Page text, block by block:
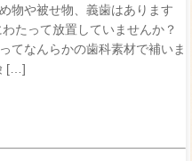
物や被せ物、義歯はあります
たって放置していませんか？
てなんらかの歯科素材で補いま
[…]